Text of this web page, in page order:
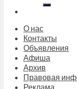
О нас
Контакты
Объявления
Афиша
Архив
Правовая
Реклама